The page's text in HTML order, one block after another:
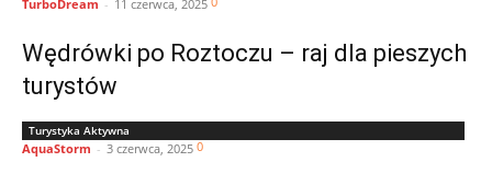
TurboDream - 11 czerwca, 2025
Wędrówki po Roztoczu – raj dla pieszych
turystów
Turystyka Aktywna
AquaStorm - 3 czerwca, 2025 0